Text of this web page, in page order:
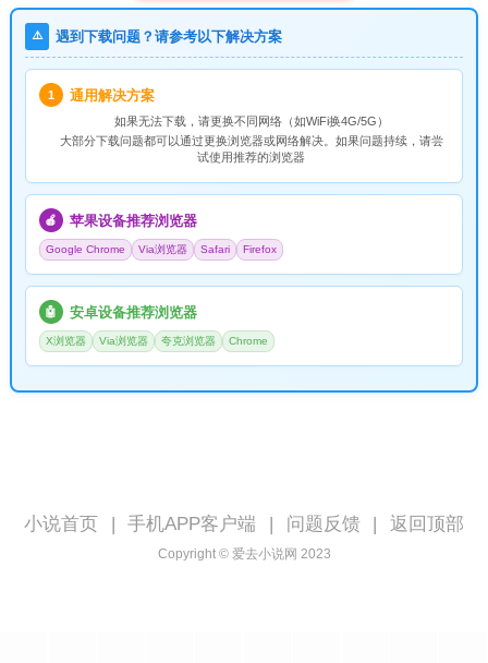
⚠️ 遇到下载问题？请参考以下解决方案
1 通用解决方案
如果无法下载，请更换不同网络（如WiFi换4G/5G）
大部分下载问题都可以通过更换浏览器或网络解决。如果问题持续，请尝
试使用推荐的浏览器
🍎 苹果设备推荐浏览器
Google Chrome Via浏览器 Safari Firefox
🤖 安卓设备推荐浏览器
X浏览器 Via浏览器 夸克浏览器 Chrome
小说首页 手机APP客户端 问题反馈 返回顶部
Copyright © 爱去小说网 2023